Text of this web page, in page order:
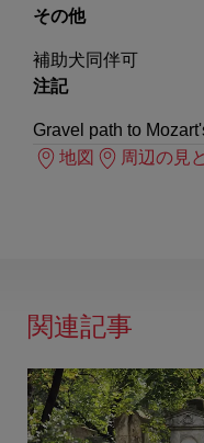
その他
補助犬同伴可
注記
Gravel path to
地図
周辺の見
関連記事